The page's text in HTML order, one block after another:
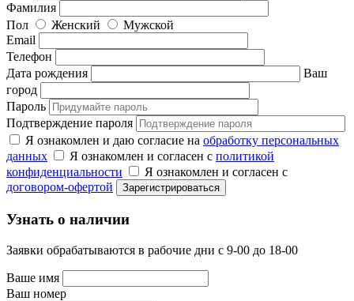
Фамилия
Пол
Женский
Мужской
Email
Телефон
Дата рождения
Ваш
город
Пароль
Подтверждение пароля
Я ознакомлен и даю согласие на обработку персональных
данных
Я ознакомлен и согласен с политикой
конфиденциальности
Я ознакомлен и согласен с
договором-офертой
Узнать о наличии
Заявки обрабатываются в рабочие дни с 9-00 до 18-00
Ваше имя
Ваш номер